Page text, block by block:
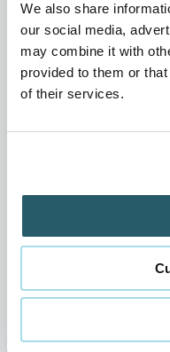
We also share
our social media,
may combine it with
provided to them or
of their services.